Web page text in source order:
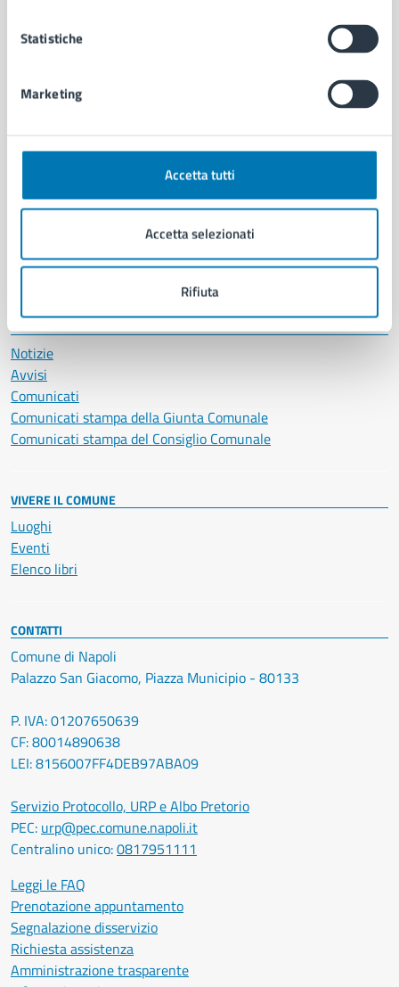
Statistiche
Marketing
Accetta tutti
Accetta selezionati
Rifiuta
Autorizzazioni
Educazione e formazione
Giustizia e sicurezza pubblica
Imprese e commercio
Salute, benessere e assistenza
Vita lavorativa
NOVITÀ
Notizie
Avvisi
Comunicati
Comunicati stampa della Giunta Comunale
Comunicati stampa del Consiglio Comunale
VIVERE IL COMUNE
Luoghi
Eventi
Elenco libri
CONTATTI
Comune di Napoli
Palazzo San Giacomo, Piazza Municipio - 80133
P. IVA: 01207650639
CF: 80014890638
LEI: 8156007FF4DEB97ABA09
Servizio Protocollo, URP e Albo Pretorio
PEC: urp@pec.comune.napoli.it
Centralino unico:0817951111
Leggi le FAQ
Prenotazione appuntamento
Segnalazione disservizio
Richiesta assistenza
Amministrazione trasparente